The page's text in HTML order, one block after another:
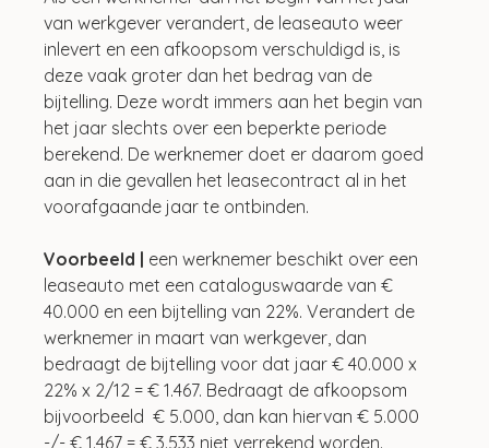
van werkgever verandert, de leaseauto weer
inlevert en een afkoopsom verschuldigd is, is
deze vaak groter dan het bedrag van de
bijtelling. Deze wordt immers aan het begin van
het jaar slechts over een beperkte periode
berekend. De werknemer doet er daarom goed
aan in die gevallen het leasecontract al in het
voorafgaande jaar te ontbinden.
Voorbeeld | een werknemer beschikt over een
leaseauto met een cataloguswaarde van €
40.000 en een bijtelling van 22%. Verandert de
werknemer in maart van werkgever, dan
bedraagt de bijtelling voor dat jaar € 40.000 x
22% x 2/12 = € 1.467. Bedraagt de afkoopsom
bijvoorbeeld  € 5.000, dan kan hiervan € 5.000
-/- € 1.467 = € 3.533 niet verrekend worden.